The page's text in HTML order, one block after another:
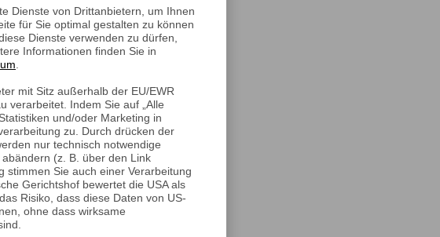
Dienste von Drittanbietern, um Ihnen
für Sie optimal gestalten zu können
Dienste verwenden zu dürfen,
Informationen finden Sie in
mit Sitz außerhalb der EU/EWR
verarbeitet. Indem Sie auf „Alle
und/oder Marketing in
zu. Durch drücken der
nur technisch notwendige
(z. B. über den Link
stimmen Sie auch einer Verarbeitung
Gerichtshof bewertet die USA als
Risiko, dass diese Daten von US-
ohne dass wirksame